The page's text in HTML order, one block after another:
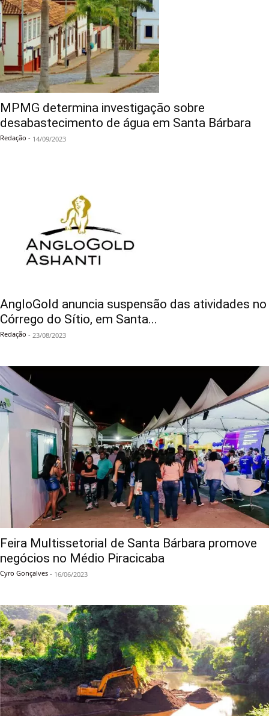
MPMG determina investigação sobre
desabastecimento de água em Santa Bárbara
Redação - 14/09/2023
AngloGold anuncia suspensão das atividades no
Córrego do Sítio, em Santa...
Redação - 23/08/2023
Feira Multissetorial de Santa Bárbara promove
negócios no Médio Piracicaba
Cyro Gonçalves - 16/06/2023